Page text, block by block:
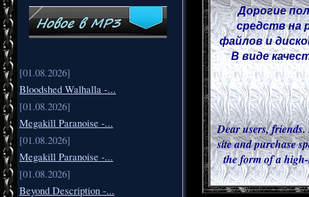
[01.08.2026]
Bloodshed Walhalla -...
[01.08.2026]
Megakill Paranoise -...
[01.08.2026]
Megakill Paranoise -...
[01.08.2026]
Beyond Description -...
Дорогие
средств на
файлов и
В виде
Dear users,
site and purchase
the form of a